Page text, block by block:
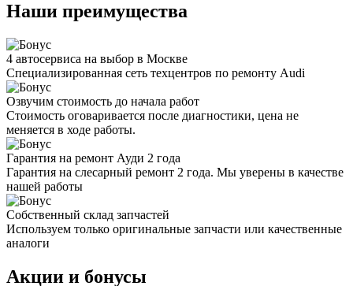
Наши преимущества
4 автосервиса на выбор в Москве
Специализированная сеть техцентров по ремонту Audi
Озвучим стоимость до начала работ
Стоимость оговаривается после диагностики, цена не
меняется в ходе работы.
Гарантия на ремонт Ауди 2 года
Гарантия на слесарный ремонт 2 года. Мы уверены в качестве
нашей работы
Собственный склад запчастей
Используем только оригинальные запчасти или качественные
аналоги
Акции и бонусы